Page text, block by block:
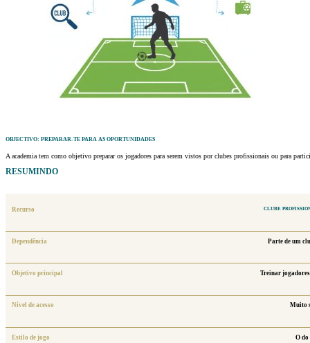
OBJECTIVO: PREPARAR-TE PARA AS OPORTUNIDADES
A academia tem como objetivo preparar os jogadores para serem vistos por clubes profissionais ou para
RESUMINDO
Recurso CLUBE
Dependência Parte de um
Objetivo principal Treinar
Nível de acesso Muito
Estilo de jogo O do